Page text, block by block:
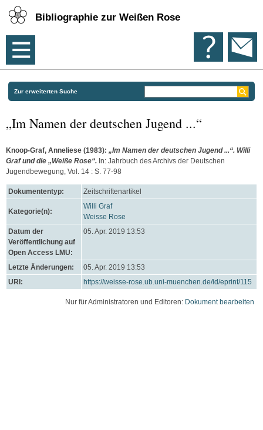
Bibliographie zur Weißen Rose
Zur erweiterten Suche
„Im Namen der deutschen Jugend ...“
Knoop-Graf, Anneliese (1983): „Im Namen der deutschen Jugend ...“. Willi
Graf und die „Weiße Rose“. In: Jahrbuch des Archivs der Deutschen
Jugendbewegung, Vol. 14 : S. 77-98
Dokumententyp: Zeitschriftenartikel
Kategorie(n):
Willi Graf
Weisse Rose
Datum der
Veröffentlichung auf
Open Access LMU:
05. Apr. 2019 13:53
Letzte Änderungen:
05. Apr. 2019 13:53
URI:
https://weisse-rose.ub.uni-muenchen.de/id/eprint/115
Nur für Administratoren und Editoren: Dokument bearbeiten